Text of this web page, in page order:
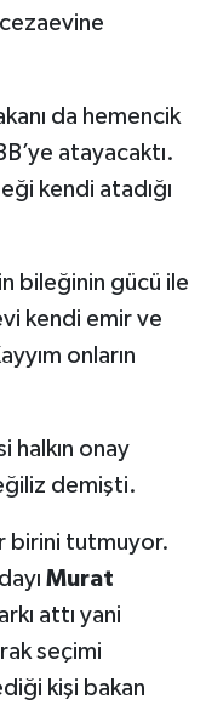
da hemencik
atayacaktı.
kendi atadığı
bileğinin gücü ile
kendi emir ve
onların
halkın onay
demişti.
birini tutmuyor.
Murat
attı yani
seçimi
kişi bakan